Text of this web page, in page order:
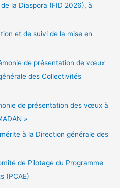
la Diaspora (FID 2026), à
et de suivi de la mise en
de présentation de vœux
des Collectivités
de présentation des vœux à
»
à la Direction générale des
de Pilotage du Programme
(PCAE)